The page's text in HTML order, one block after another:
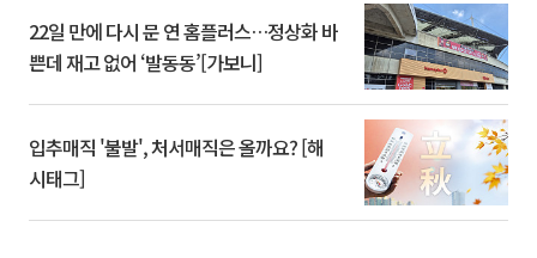
22일 만에 다시 문 연 홈플러스…정상화 바
쁜데 재고 없어 ‘발동동’[가보니]
입추매직 '불발', 처서매직은 올까요? [해
시태그]